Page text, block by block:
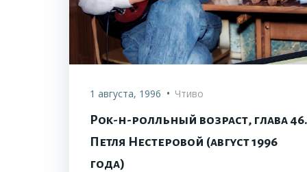
1 августа, 1996 • Чтиво
Рок-н-ролльный возраст, глава 46.
Петля Нестеровой (август 1996
года)